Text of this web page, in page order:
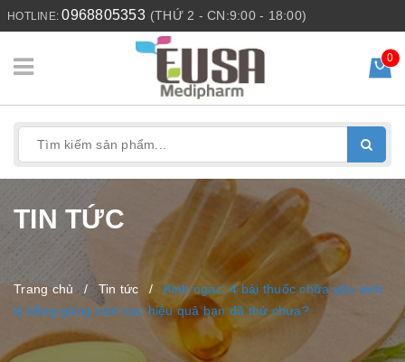
HOTLINE:0968805353 (THỨ 2 - CN:9:00 - 18:00)
0
TIN TỨC
Trang chủ / Tin tức /
Kinh ngạc: 4 bài thuốc chữa yếu sinh
lý bằng gừng tươi cực hiệu quả bạn đã thử chưa?